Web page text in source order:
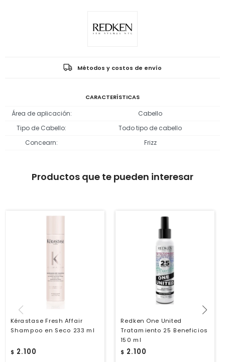
Métodos y costos de envío
CARACTERÍSTICAS
Área de aplicación
Cabello
Tipo de Cabello
Todo tipo de cabello
Concearn
Frizz
Productos que te pueden interesar
Kérastase Fresh Affair
Shampoo en Seco 233 ml
$ 2.100
Redken One United
Tratamiento 25 Beneficios
150 ml
$ 2.100